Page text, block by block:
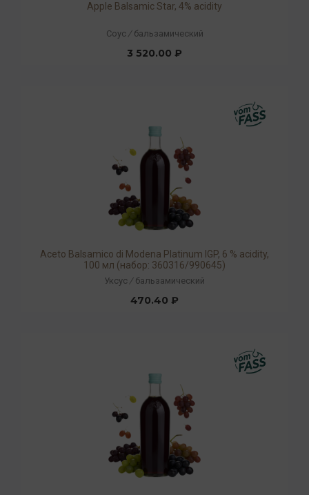
Apple Balsamic Star, 4% acidity
Соус / бальзамический
3 520.00 ₽
Aceto Balsamico di Modena Platinum IGP, 6 % acidity,
100 мл (набор: 360316/990645)
Уксус / бальзамический
470.40 ₽